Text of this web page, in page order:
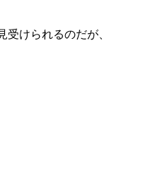
けられるのだが、